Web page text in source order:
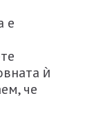
е
ѝ
че